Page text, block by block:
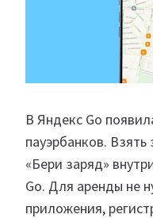
В Яндекс Go
пауэрбанков.
«Бери заряд»
Go. Для аренды не
приложения,